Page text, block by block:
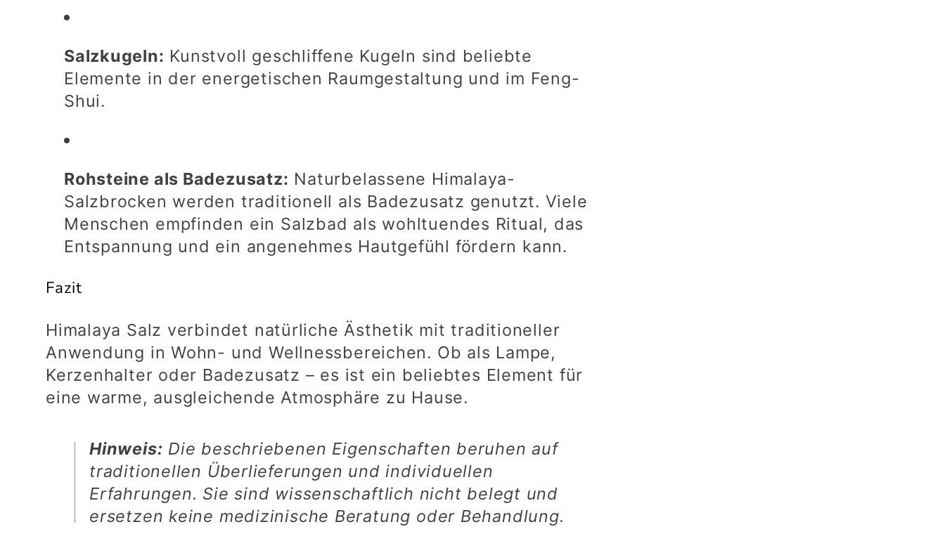
Salzkugeln: Kunstvoll geschliffene Kugeln sind beliebte
Elemente in der energetischen Raumgestaltung und im Feng-
Shui.
Rohsteine als Badezusatz: Naturbelassene Himalaya-
Salzbrocken werden traditionell als Badezusatz genutzt. Viele
Menschen empfinden ein Salzbad als wohltuendes Ritual, das
Entspannung und ein angenehmes Hautgefühl fördern kann.
Fazit
Himalaya Salz verbindet natürliche Ästhetik mit traditioneller
Anwendung in Wohn- und Wellnessbereichen. Ob als Lampe,
Kerzenhalter oder Badezusatz – es ist ein beliebtes Element für
eine warme, ausgleichende Atmosphäre zu Hause.
Hinweis: Die beschriebenen Eigenschaften beruhen auf
traditionellen Überlieferungen und individuellen
Erfahrungen. Sie sind wissenschaftlich nicht belegt und
ersetzen keine medizinische Beratung oder Behandlung.